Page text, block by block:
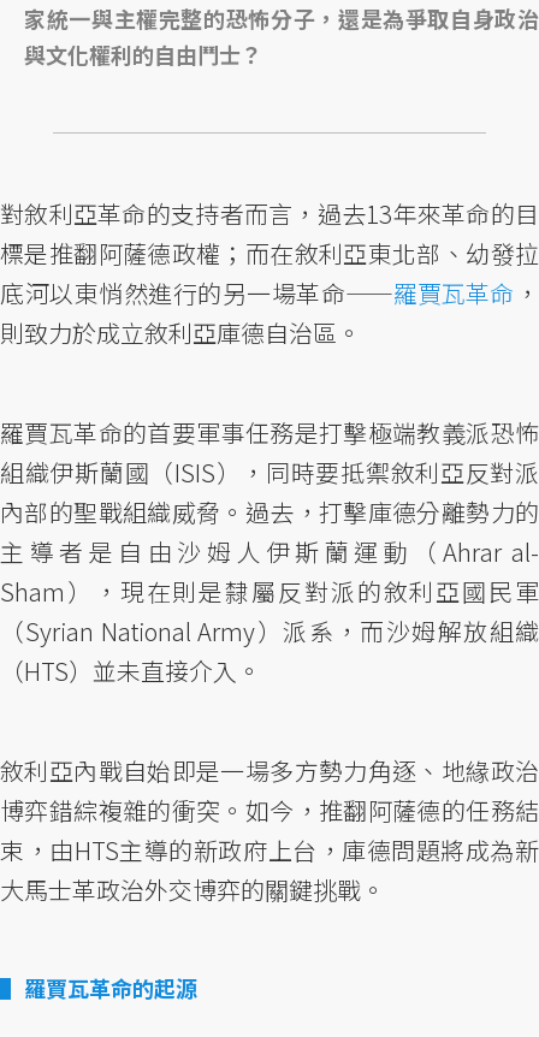
家統一與主權完整的恐怖分子，還是為爭取自身政治
與文化權利的自由鬥士？
對敘利亞革命的支持者而言，過去13年來革命的目
標是推翻阿薩德政權；而在敘利亞東北部、幼發拉
底河以東悄然進行的另一場革命——羅賈瓦革命 ，
則致力於成立敘利亞庫德自治區。
羅賈瓦革命的首要軍事任務是打擊極端教義派恐怖
組織伊斯蘭國（ISIS），同時要抵禦敘利亞反對派
內部的聖戰組織威脅。過去，打擊庫德分離勢力的
主導者是自由沙姆人伊斯蘭運動（Ahrar al-
Sham），現在則是隸屬反對派的敘利亞國民軍
（Syrian National Army）派系，而沙姆解放組織
（HTS）並未直接介入。
敘利亞內戰自始即是一場多方勢力角逐、地緣政治
博弈錯綜複雜的衝突。如今，推翻阿薩德的任務結
束，由HTS主導的新政府上台，庫德問題將成為新
大馬士革政治外交博弈的關鍵挑戰。
羅賈瓦革命的起源